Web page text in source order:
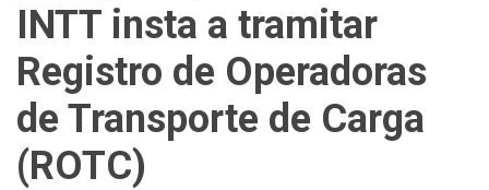
INTT insta a tramitar
Registro de Operadoras
de Transporte de Carga
(ROTC)